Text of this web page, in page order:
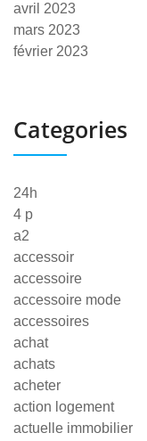
avril 2023
mars 2023
février 2023
Categories
24h
4 p
a2
accessoir
accessoire
accessoire mode
accessoires
achat
achats
acheter
action logement
actuelle immobilier